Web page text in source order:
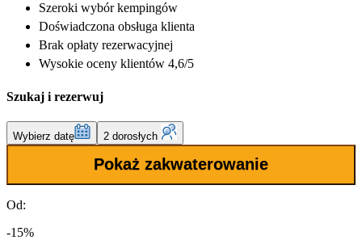
Szeroki wybórkempingów
Doświadczona obsługa klienta
Brak opłaty rezerwacyjnej
Wysokie oceny klientów 4,6/5
Szukaj i rezerwuj
Wybierz datę 2 dorosłych
Pokaż zakwaterowanie
Od:
-15%